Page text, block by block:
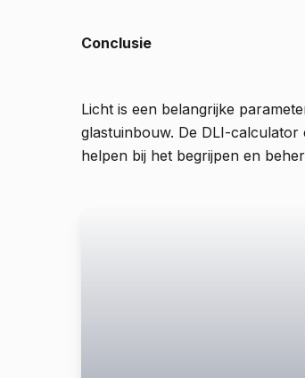
Conclusie
Licht is een belangrijke
glastuinbouw. De DLI-
helpen bij het begrijpen en